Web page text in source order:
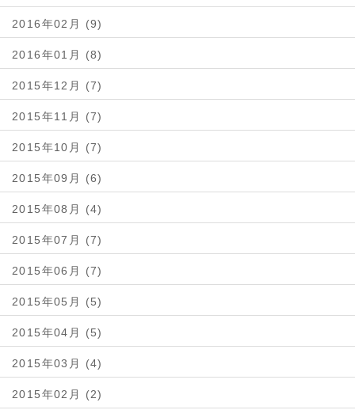
2016年02月 (9)
2016年01月 (8)
2015年12月 (7)
2015年11月 (7)
2015年10月 (7)
2015年09月 (6)
2015年08月 (4)
2015年07月 (7)
2015年06月 (7)
2015年05月 (5)
2015年04月 (5)
2015年03月 (4)
2015年02月 (2)